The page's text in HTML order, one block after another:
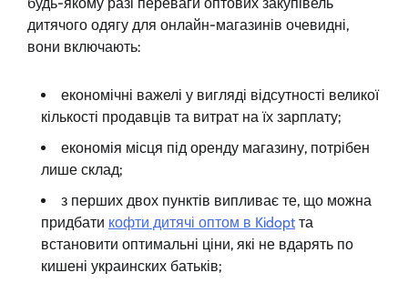
дитячого одягу для онлайн-магазинів очевидні,
вони включають:
економічні важелі у вигляді відсутності великої
кількості продавців та витрат на їх зарплату;
економія місця під оренду магазину, потрібен
лише склад;
з перших двох пунктів випливає те, що можна
придбати кофти дитячі оптом в Kidopt та
встановити оптимальні ціни, які не вдарять по
кишені украинских батьків;